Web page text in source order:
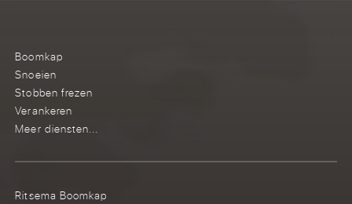
Boomkap
Snoeien
Stobben frezen
Verankeren
Meer diensten...
Ritsema Boomkap